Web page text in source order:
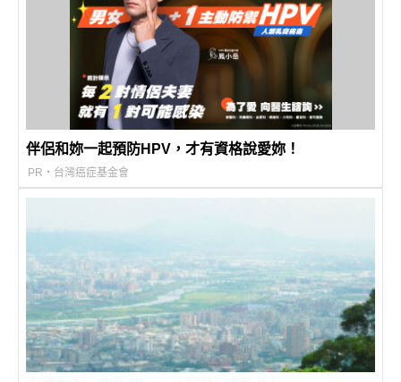
伴侶和妳一起預防HPV，才有資格說愛妳！
PR・台灣癌症基金會